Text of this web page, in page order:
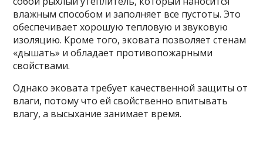
влажным способом и заполняет все пустоты. Это
обеспечивает хорошую тепловую и звуковую
изоляцию. Кроме того, эковата позволяет стенам
«дышать» и обладает противопожарными
свойствами.
Однако эковата требует качественной защиты от
влаги, потому что ей свойственно впитывать
влагу, а высыхание занимает время.